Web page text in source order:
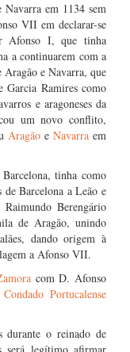
em 1134 sem
VII em declarar-se
Afonso I, que tinha
a continuarem com a
Aragão e Navarra, que
Garcia Ramires como
e aragoneses da
um novo conflito,
Aragãoe Navarraem
tinha como
de Barcelona a Leão e
Berengário
de Aragão, unindo
dando origem à
a Afonso VII.
com D. Afonso
Condado Portucalense
durante o reinado de